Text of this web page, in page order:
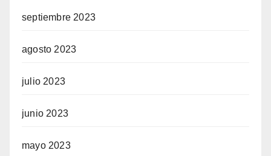
septiembre 2023
agosto 2023
julio 2023
junio 2023
mayo 2023